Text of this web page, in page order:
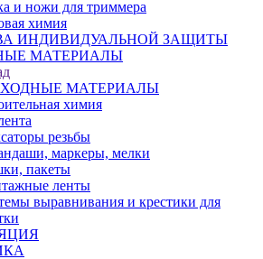
и ножи для триммера
химия
ИНДИВИДУАЛЬНОЙ ЗАЩИТЫ
МАТЕРИАЛЫ
МАТЕРИАЛЫ
химия
резьбы
маркеры, мелки
пакеты
ленты
выравнивания и крестики для